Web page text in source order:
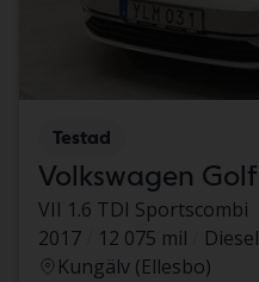
Testad
Volkswagen Golf
VII 1.6 TDI Sportscombi
2017
12 075 mil
Diesel
Kungälv (Ellesbo)